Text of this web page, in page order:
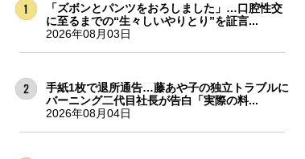
「ズボンとパンツをおろしました」…口腔性交
に至るまでの“生々しいやりとり”を証言...
2026年08月03日
手紙1枚で退所通告…藤あや子の独立トラブルに
バーニング二代目社長が告白「実際の料...
2026年08月04日